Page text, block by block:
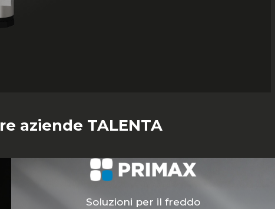
aziende TALENTA
Soluzioni per il freddo